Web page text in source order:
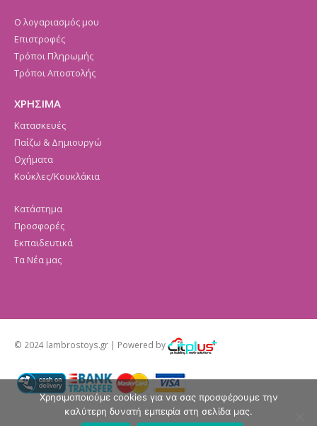
Ο λογαριασμός μου
Επιστροφές
Τρόποι Πληρωμής
Τρόποι Αποστολής
ΧΡΗΣΙΜΑ
Κατασκευές
Παίζω & Δημιουργώ
Οχήματα
Κούκλες/Κουκλάκια
Κατάστημα
Προσφορές
Εκπαιδευτικά
Τα Νέα μας
© 2024 lambrostoys.gr | Powered by
Χρησιμοποιούμε cookies για να σας προσφέρουμε την
καλύτερη δυνατή εμπειρία στη σελίδα μας.